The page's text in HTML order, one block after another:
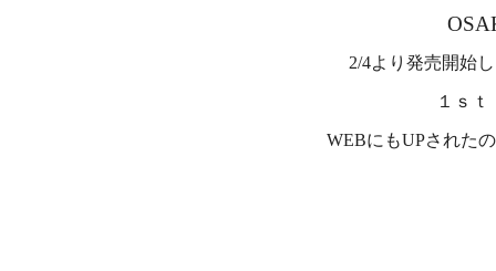
2/4より発売開始
１ｓ
WEBにもUPされた